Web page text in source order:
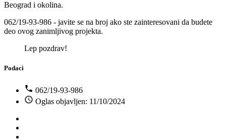
Beograd i okolina.
062/19-93-986 - javite se na broj ako ste zainteresovani da budete
deo ovog zanimljivog projekta.
Lep pozdrav!
Podaci
062/19-93-986
Oglas objavljen: 11/10/2024